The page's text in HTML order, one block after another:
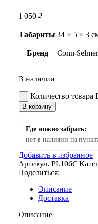
1 050 ₽
Габариты 34 × 5 × 3
Бренд Conn-Selmer
В наличии
Количество товара
В корзину
Где можно забрать:
нет в наличии на
Добавить в избранное
Артикул: PL106C
Поделиться:
Описание
Доставка
Описание